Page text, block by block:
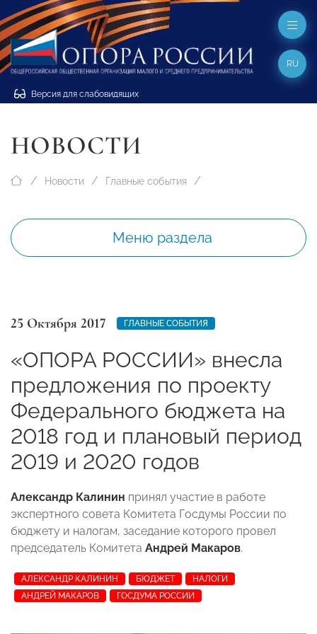
Версия для слабовидящих
RU
НОВОСТИ
Новости Главные события
Меню раздела
25 Октября 2017 ГЛАВНЫЕ СОБЫТИЯ
«ОПОРА РОССИИ» внесла
предложения по проекту
Федерального бюджета на
2018 год и плановый период
2019 и 2020 годов
Александр Калинин принял участие в работе
экспертного совета Комитета Госдумы России по
бюджету и налогам, заседание которого провел
председатель Комитета Андрей Макаров.
АЛЕКСАНДР КАЛИНИН БЮДЖЕТ
НАЛОГИ
АНДРЕЙ МАКАРОВ
ГОСДУМА РОССИИ